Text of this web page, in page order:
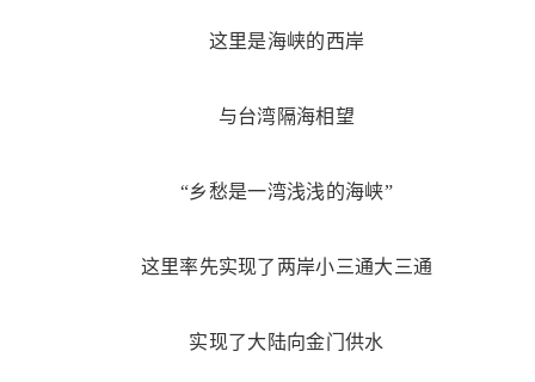
这里是海峡的西岸
与台湾隔海相望
“乡愁是一湾浅浅的海峡”
这里率先实现了两岸小三通大三通
实现了大陆向金门供水